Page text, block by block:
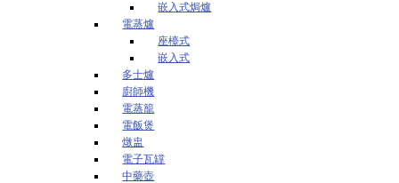
嵌入式焗爐
電蒸爐
座檯式
嵌入式
多士爐
廚師機
電蒸籠
電飯煲
燉盅
電子瓦罉
中藥壺